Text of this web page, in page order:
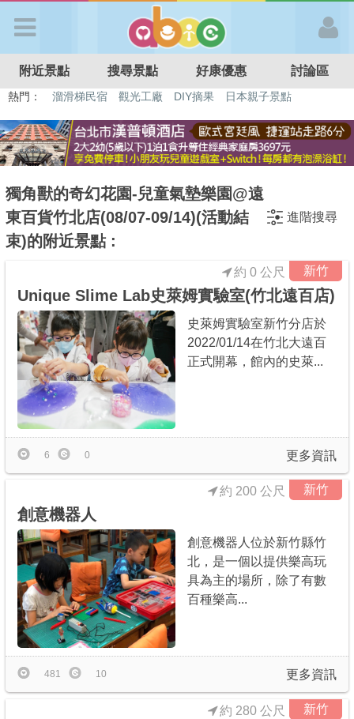
APP登入
首 頁
好康優惠
最新留言
商家合作
推薦景點
聯絡我們
APP下載
附近景點 搜尋景點 好康優惠 討論區
熱門： 溜滑梯民宿 觀光工廠 DIY摘果
日本親子景點
獨角獸的奇幻花園-兒童氣墊樂園@遠
東百貨竹北店(08/07-09/14)(活動結
束)的附近景點 :
進階搜尋
新竹
約 0 公尺
Unique Slime Lab史萊姆實驗室(竹北遠百店)
史萊姆實驗室新竹分店於
2022/01/14在竹北大遠百
正式開幕，館內的史萊...
更多資訊
6 0
新竹
約 200 公尺
創意機器人
創意機器人位於新竹縣竹
北，是一個以提供樂高玩
具為主的場所，除了有數
百種樂高...
更多資訊
481 10
新竹
約 280 公尺